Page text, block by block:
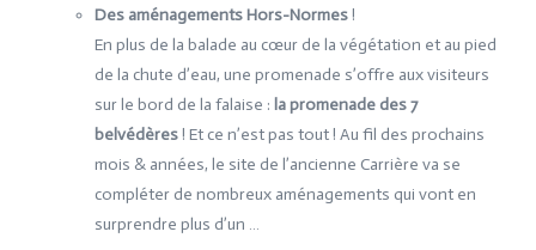
Des aménagements Hors-Normes!
En plus de la balade au cœur de la végétation et au pied
de la chute d’eau, une promenade s’offre aux visiteurs
sur le bord de la falaise : la promenade des 7
belvédères! Et ce n’est pas tout ! Au fil des prochains
mois & années, le site de l’ancienne Carrière va se
compléter de nombreux aménagements qui vont en
surprendre plus d’un …